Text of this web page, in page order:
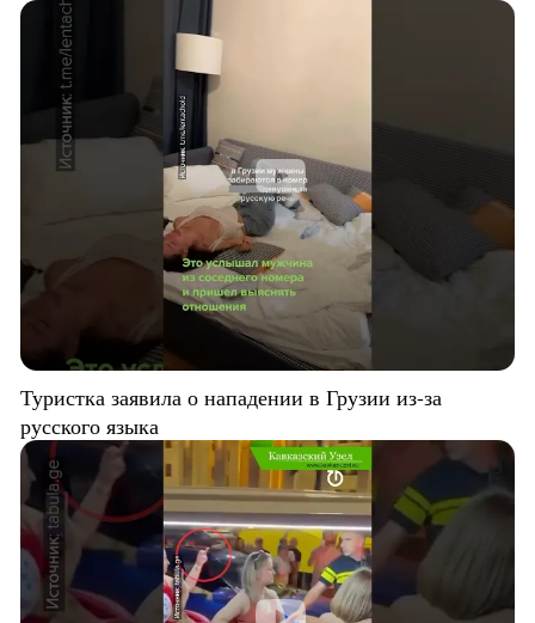
Туристка заявила о нападении в Грузии из-за
русского языка